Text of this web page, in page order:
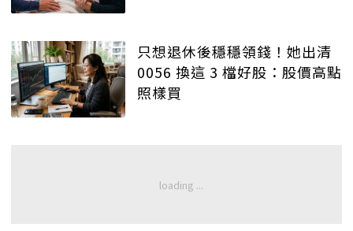
只想退休後穩穩領錢！她出清
0056 換這 3 檔好股：股價高點
照樣買